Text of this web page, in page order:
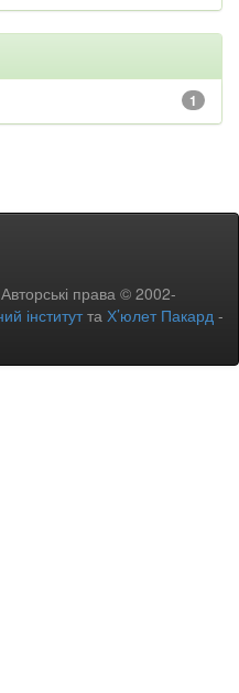
1
Авторські права © 2002-
інститутта Х’юлет Пакард -